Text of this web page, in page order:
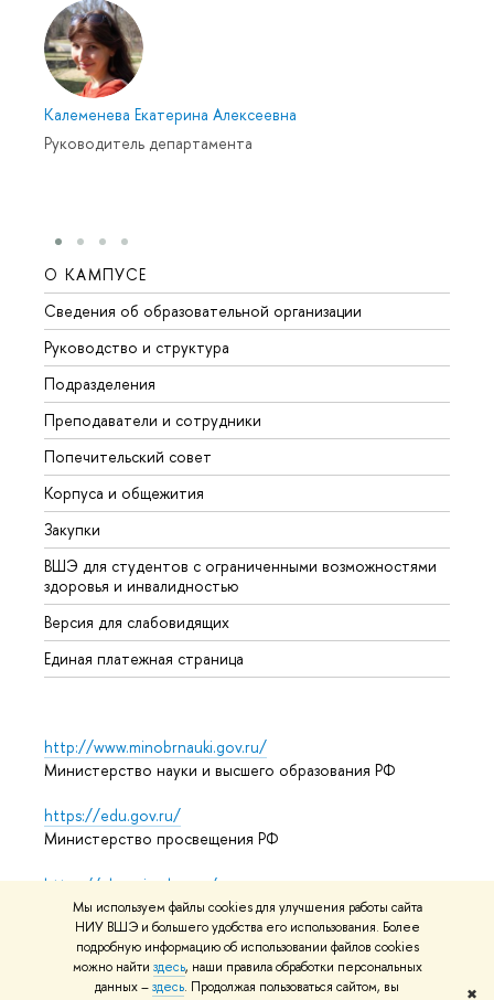
Мы используем файлы cookies для улучшения работы сайта
НИУ ВШЭ и большего удобства его использования. Более
подробную информацию об использовании файлов cookies
можно найти здесь, наши правила обработки персональных
данных –здесь. Продолжая пользоваться сайтом, вы
✖
Калеменева Екатерина Алексеевна
Руководитель департамента
О КАМПУСЕ
Сведения об образовательной организации
Руководство и структура
Подразделения
Преподаватели и сотрудники
Попечительский совет
Корпуса и общежития
Закупки
ВШЭ для студентов с ограниченными возможностями
здоровья и инвалидностью
Версия для слабовидящих
Единая платежная страница
http://www.minobrnauki.gov.ru/
Министерство науки и высшего образования РФ
https://edu.gov.ru/
Министерство просвещения РФ
https://elearning.hse.ru/mooc
Массовые открытые онлайн-курсы
© НИУ ВШЭ 1993–2026 Адреса и контактыУсловия